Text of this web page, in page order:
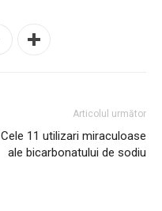
Articolul următor
Cele 11 utilizari miraculoase
ale bicarbonatului de sodiu